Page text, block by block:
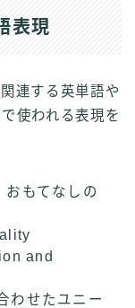
表現
連する英単語や
使われる表現を
もてなしの
and
わせたユニー